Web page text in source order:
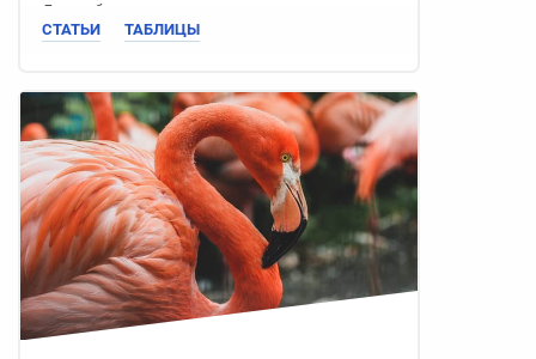
Дятлообразные
СТАТЬИ
ТАБЛИЦЫ